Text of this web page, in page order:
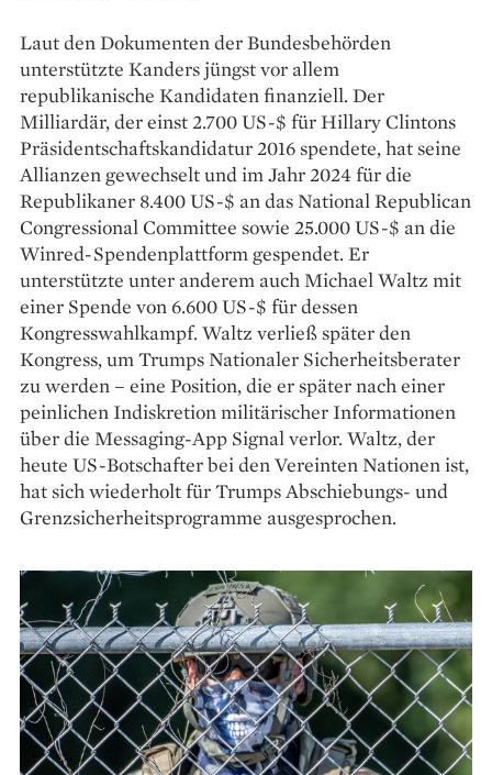
Laut den Dokumenten der Bundesbehörden
unterstützte Kanders jüngst vor allem
republikanische Kandidaten finanziell. Der
Milliardär, der einst 2.700 US-$ für Hillary Clintons
Präsidentschaftskandidatur 2016 spendete, hat seine
Allianzen gewechselt und im Jahr 2024 für die
Republikaner 8.400 US-$ an das National Republican
Congressional Committee sowie 25.000 US-$ an die
Winred-Spendenplattform gespendet. Er
unterstützte unter anderem auch Michael Waltz mit
einer Spende von 6.600 US-$ für dessen
Kongresswahlkampf. Waltz verließ später den
Kongress, um Trumps Nationaler Sicherheitsberater
zu werden – eine Position, die er später nach einer
peinlichen Indiskretion militärischer Informationen
über die Messaging-App Signal verlor. Waltz, der
heute US-Botschafter bei den Vereinten Nationen ist,
hat sich wiederholt für Trumps Abschiebungs- und
Grenzsicherheitsprogramme ausgesprochen.